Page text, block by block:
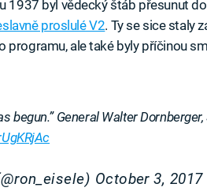
1937 byl vědecký štáb přesunut
proslulé V2. Ty se sice staly
programu, ale také byly příčinou
begun.” General Walter
October 3, 2017